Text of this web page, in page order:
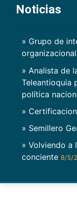
Noticias
» Grupo de
» Analista de
Teleantioquia
política
»
» Semillero
» Volviendo a
conciente 8/5/